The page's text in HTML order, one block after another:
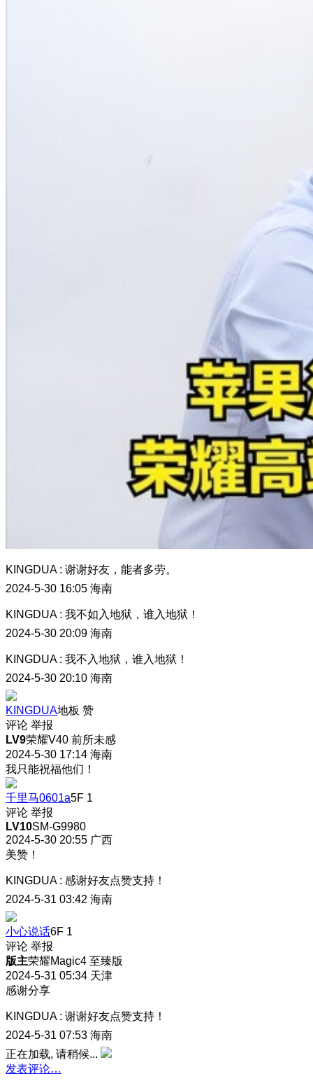
KINGDUA : 谢谢好友，能者多劳。
2024-5-30 16:05 海南
KINGDUA : 我不如入地狱，谁入地狱！
2024-5-30 20:09 海南
KINGDUA : 我不入地狱，谁入地狱！
2024-5-30 20:10 海南
KINGDUA地板 赞
评论 举报
LV9荣耀V40 前所未感
2024-5-30 17:14 海南
我只能祝福他们！
千里马0601a5F 1
评论 举报
LV10SM-G9980
2024-5-30 20:55 广西
美赞！
KINGDUA : 感谢好友点赞支持！
2024-5-31 03:42 海南
小心说话6F 1
评论 举报
版主荣耀Magic4 至臻版
2024-5-31 05:34 天津
感谢分享
KINGDUA : 谢谢好友点赞支持！
2024-5-31 07:53 海南
正在加载, 请稍候...
发表评论…